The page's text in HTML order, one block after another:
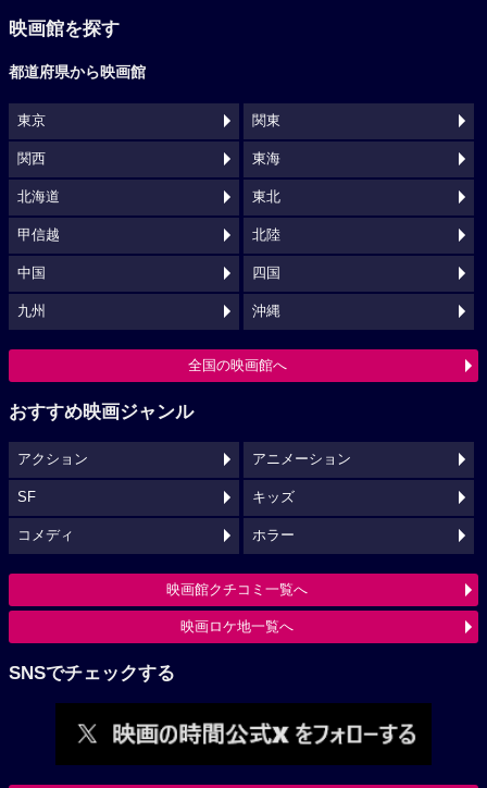
映画館を探す
都道府県から映画館
東京 関東
関西 東海
北海道 東北
甲信越 北陸
中国 四国
九州 沖縄
全国の映画館へ
おすすめ映画ジャンル
アクション アニメーション
SF キッズ
コメディ ホラー
映画館クチコミ一覧へ
映画ロケ地一覧へ
SNSでチェックする